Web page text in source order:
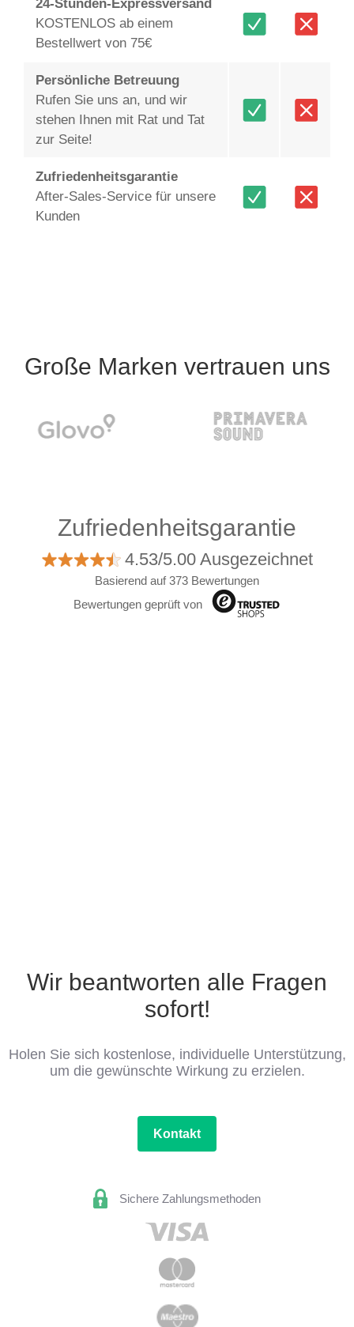
24-Stunden-Expressversand
KOSTENLOS ab einem
Bestellwert von 75€
Persönliche Betreuung
Rufen Sie uns an, und wir
stehen Ihnen mit Rat und Tat
zur Seite!
Zufriedenheitsgarantie
After-Sales-Service für unsere
Kunden
Große Marken vertrauen uns
Zufriedenheitsgarantie
4.53/5.00 Ausgezeichnet
Basierend auf 373 Bewertungen
Bewertungen geprüft von
Wir beantworten alle Fragen
sofort!
Holen Sie sich kostenlose, individuelle Unterstützung,
um die gewünschte Wirkung zu erzielen.
Kontakt
Sichere Zahlungsmethoden